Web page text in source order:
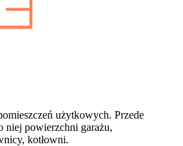
użytkowych. Przede
niej powierzchni garażu,
kotłowni.